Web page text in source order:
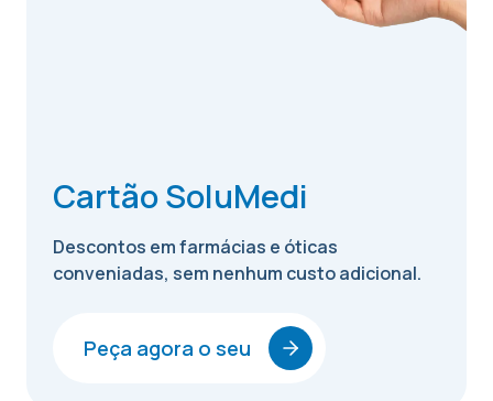
Cartão SoluMedi
Descontos em farmácias e óticas
conveniadas, sem nenhum custo adicional.
Peça agora o seu